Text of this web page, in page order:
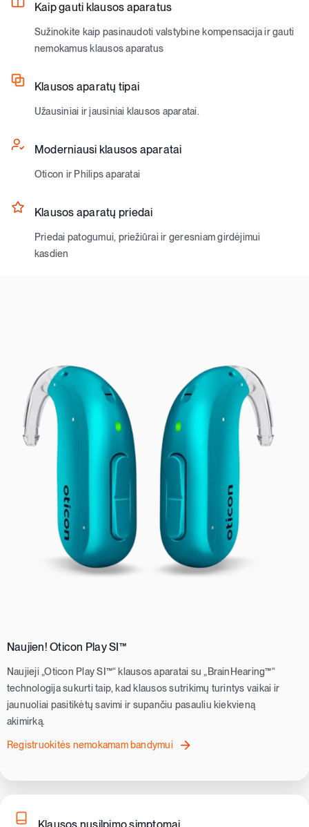
Kaip gauti klausos aparatus
Sužinokite kaip pasinaudoti valstybine kompensacija ir gauti
nemokamus klausos aparatus
Klausos aparatų tipai
Užausiniai ir įausiniai klausos aparatai.
Moderniausi klausos aparatai
Oticon ir Philips aparatai
Klausos aparatų priedai
Priedai patogumui, priežiūrai ir geresniam girdėjimui
kasdien
Naujien! Oticon Play SI™
Naujieji „Oticon Play SI™“ klausos aparatai su „BrainHearing™“
technologija sukurti taip, kad klausos sutrikimų turintys vaikai ir
jaunuoliai pasitikėtų savimi ir supančiu pasauliu kiekvieną
akimirką.
Registruokitės nemokamam bandymui